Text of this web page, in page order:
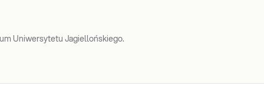
Uniwersytetu Jagiellońskiego.